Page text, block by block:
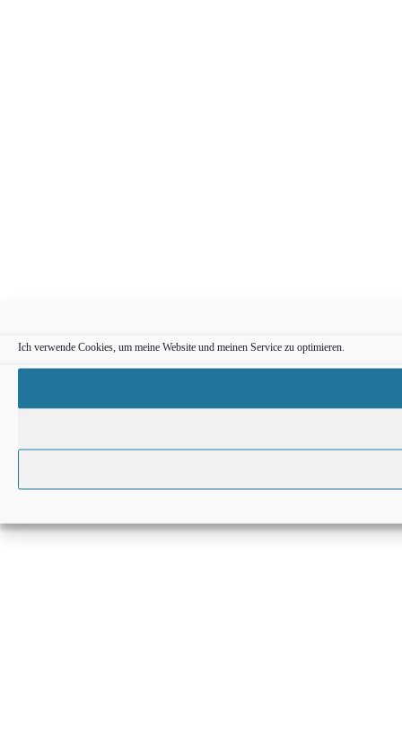
Ich verwende Cookies, um meine Website und meinen Service zu optimieren.